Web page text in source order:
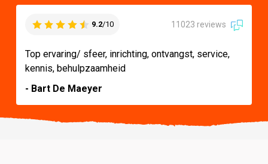
9.2/10 11023 reviews
Top ervaring/ sfeer, inrichting, ontvangst, service,
kennis, behulpzaamheid
- Bart De Maeyer